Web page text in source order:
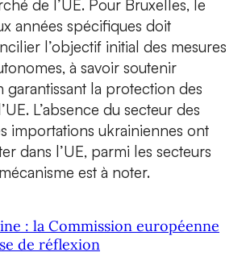
de l’UE. Pour Bruxelles, le
années spécifiques doit
l’objectif initial des mesures
à savoir soutenir
garantissant la protection des
L’absence du secteur des
importations ukrainiennes ont
dans l’UE, parmi les secteurs
est à noter.
: la Commission européenne
de réflexion